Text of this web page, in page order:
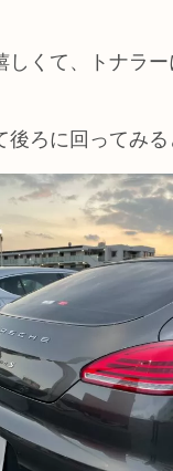
しくて、トナラー
後ろに回ってみる